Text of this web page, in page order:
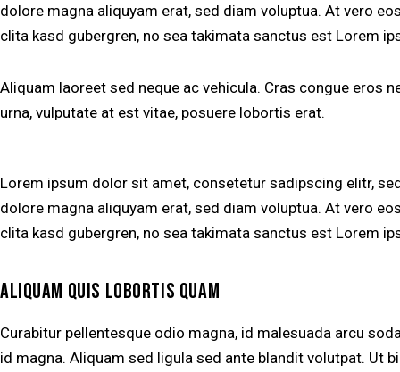
dolore magna aliquyam erat, sed diam voluptua. At vero
clita kasd gubergren, no sea takimata sanctus est Lorem
Aliquam laoreet sed neque ac vehicula. Cras congue eros
urna, vulputate at est vitae, posuere lobortis erat.
Lorem ipsum dolor sit amet, consetetur sadipscing elitr,
dolore magna aliquyam erat, sed diam voluptua. At vero
clita kasd gubergren, no sea takimata sanctus est Lorem
ALIQUAM QUIS LOBORTIS QUAM
Curabitur pellentesque odio magna, id malesuada arcu
id magna. Aliquam sed ligula sed ante blandit volutpat. Ut